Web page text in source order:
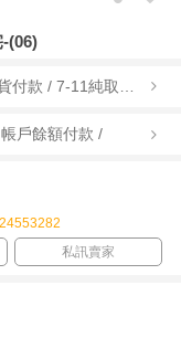
(06)
戶餘額付款 /
24553282
私訊賣家